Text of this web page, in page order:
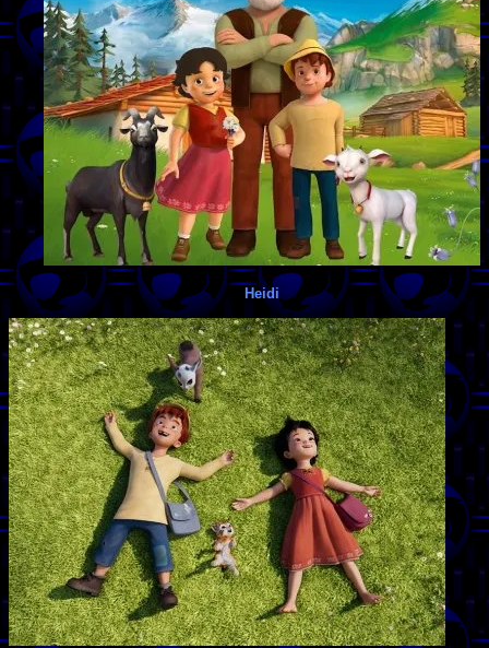
Heidi